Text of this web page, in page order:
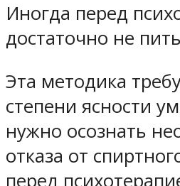
Иногда перед
достаточно не
Эта методика
степени ясности
нужно осознать
отказа от
перед